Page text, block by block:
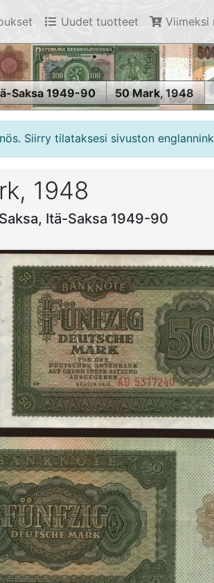
Uudet tuotteet Viimeksi
Saksa 1949-90 50 Mark, 1948
Siirry tilataksesi sivuston
1948
Itä-Saksa 1949-90